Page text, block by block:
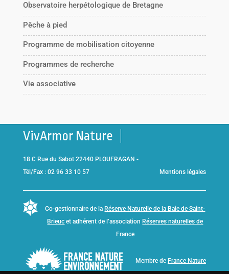
Observatoire herpétologique de Bretagne
Pêche à pied
Programme de mobilisation citoyenne
Programmes de recherche
Vie associative
VivArmor Nature
18 C Rue du Sabot 22440 PLOUFRAGAN -
Tél/Fax : 02 96 33 10 57
Mentions légales
Co-gestionnaire de la Réserve Naturelle de la Baie de Saint-
Brieuc et adhérent de l’association Réserves naturelles de
France
Membre de France Nature